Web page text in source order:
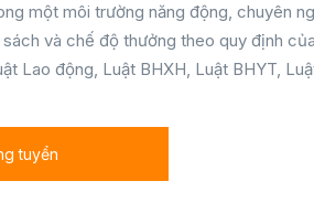
một môi trường năng động, chuyên
và chế độ thưởng theo quy định
Lao động, Luật BHXH, Luật BHYT,
tuyển